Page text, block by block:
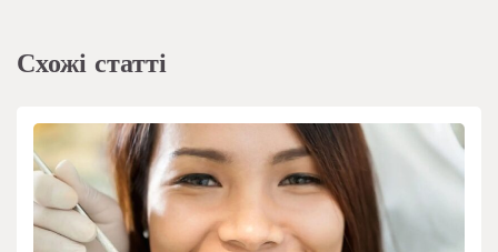
Схожі статті